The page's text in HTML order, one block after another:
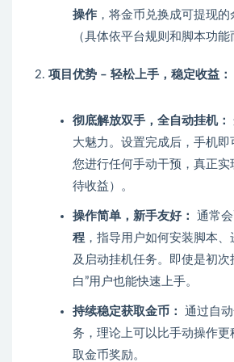
操作 ，将金币兑换成可提现
（具体依平台规则和脚本功能
项目优势 – 轻松上手，稳定收益：
彻底解放双手，全自动挂机：
大魅力。设置完成后，手机
您进行任何手动干预，真正实
待收益）。
操作简单，新手友好： 通常
程 ，指导用户如何安装脚本
及启动挂机任务。即使是初次
白”用户也能快速上手。
持续稳定获取金币：
通过自
务，理论上可以比手动操作更
取金币奖励。